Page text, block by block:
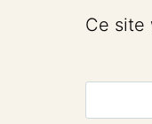
Ce site